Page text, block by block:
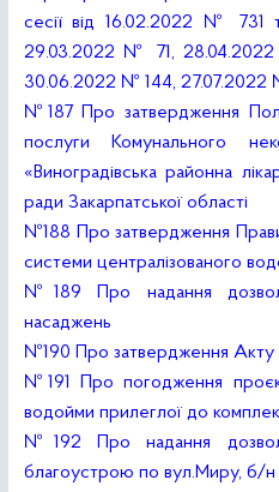
сесії від 16.02.2022 № 731
29.03.2022 № 71,
30.06.2022 № 144, 27.07.2022
№187 Про затвердження
послуги Комунального
«Виноградівська районна
ради Закарпатської області
№188 Про затвердження
системи централізованого
№189 Про надання
насаджень
№190 Про затвердження Акту
№191 Про погодження
водойми прилеглої до
№192 Про надання
благоустрою по вул.Миру, б/